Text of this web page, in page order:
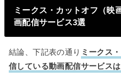
ミークス・カットオフ（映
画配信サービス3選
結論、下記表の通り ミークス
信している動画配信サービス